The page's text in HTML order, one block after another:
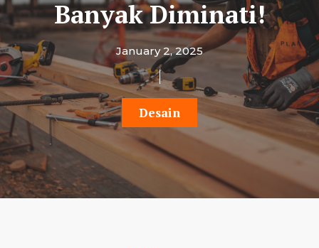
Banyak Diminati!
January 2, 2025
Desain